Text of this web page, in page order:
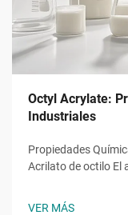
Octyl Acrylate:
Industriales
Propiedades
Acrilato de octilo El
una molécula con
VER MÁS